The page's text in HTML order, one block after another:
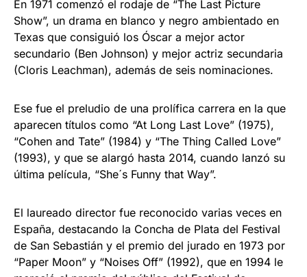
En 1971 comenzó el rodaje de “The Last Picture
Show”, un drama en blanco y negro ambientado en
Texas que consiguió los Óscar a mejor actor
secundario (Ben Johnson) y mejor actriz secundaria
(Cloris Leachman), además de seis nominaciones.
Ese fue el preludio de una prolífica carrera en la que
aparecen títulos como “At Long Last Love” (1975),
“Cohen and Tate” (1984) y “The Thing Called Love”
(1993), y que se alargó hasta 2014, cuando lanzó su
última película, “She´s Funny that Way”.
El laureado director fue reconocido varias veces en
España, destacando la Concha de Plata del Festival
de San Sebastián y el premio del jurado en 1973 por
“Paper Moon” y “Noises Off” (1992), que en 1994 le